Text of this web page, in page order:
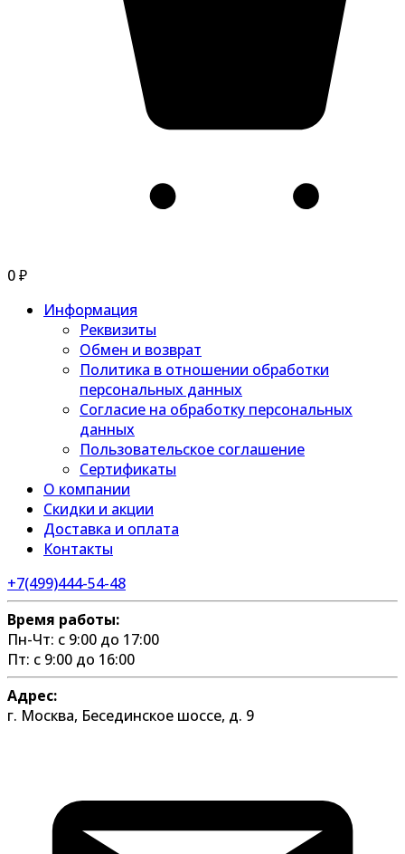
0₽
Информация
Реквизиты
Обмен и возврат
Политика в отношении обработки
персональных данных
Согласие на обработку персональных
данных
Пользовательское соглашение
Сертификаты
О компании
Скидки и акции
Доставка и оплата
Контакты
+7(499)444-54-48
Время работы:
Пн-Чт: с 9:00 до 17:00
Пт: с 9:00 до 16:00
Адрес:
г. Москва, Бесединское шоссе, д. 9